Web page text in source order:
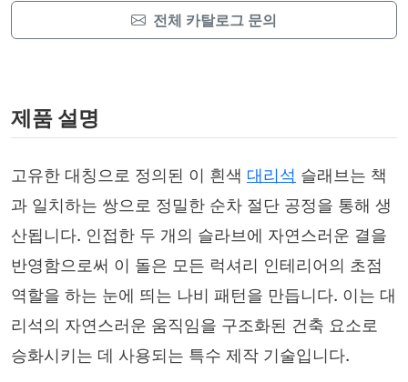
전체 카탈로그 문의
제품 설명
고유한 대칭으로 정의된 이 흰색 대리석 슬래브는 책
과 일치하는 쌍으로 정밀한 순차 절단 공정을 통해 생
산됩니다. 인접한 두 개의 슬라브에 자연스러운 결을
반영함으로써 이 돌은 모든 럭셔리 인테리어의 초점
역할을 하는 눈에 띄는 나비 패턴을 만듭니다. 이는 대
리석의 자연스러운 움직임을 구조화된 건축 요소로
승화시키는 데 사용되는 특수 제작 기술입니다.